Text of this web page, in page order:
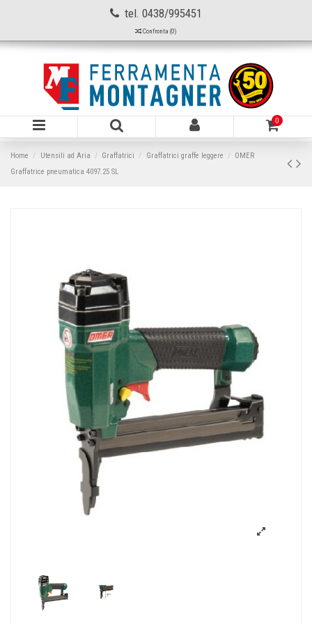
tel. 0438/995451
Confronta (0)
0
Home Utensili ad Aria Graffatrici Graffatrici graffe leggere
OMER
Graffatrice pneumatica 4097.25 SL